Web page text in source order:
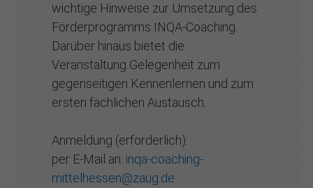
wichtige Hinweise zur Umsetzung des
Förderprogramms INQA-Coaching.
Darüber hinaus bietet die
Veranstaltung Gelegenheit zum
gegenseitigen Kennenlernen und zum
ersten fachlichen Austausch.
Anmeldung (erforderlich):
per E-Mail an: inqa-coaching-
mittelhessen@zaug.de